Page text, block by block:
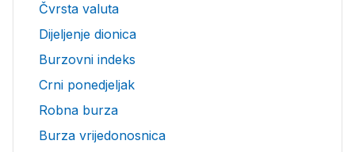
Čvrsta valuta
Dijeljenje dionica
Burzovni indeks
Crni ponedjeljak
Robna burza
Burza vrijedonosnica